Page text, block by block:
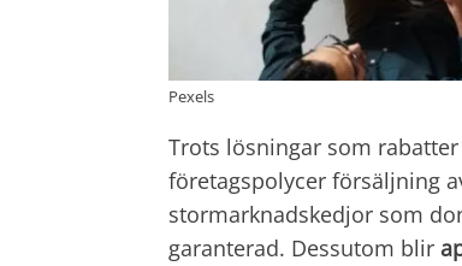
Pexels
Trots lösningar som
företagspolycer försäljning
stormarknadskedjor som
garanterad. Dessutom blir